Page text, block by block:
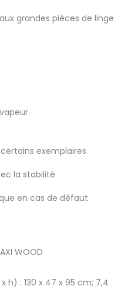
grandes pièces de linge
exemplaires
la stabilité
en cas de défaut
WOOD
h) : 130 x 47 x 95 cm; 7,4